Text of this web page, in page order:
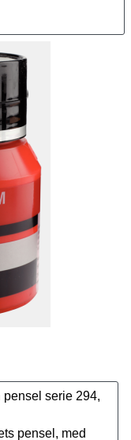
inden for
et sikkert valg.
af
de resterende
400 ml,
ml lige her.
pensel serie 294,
pensel, med